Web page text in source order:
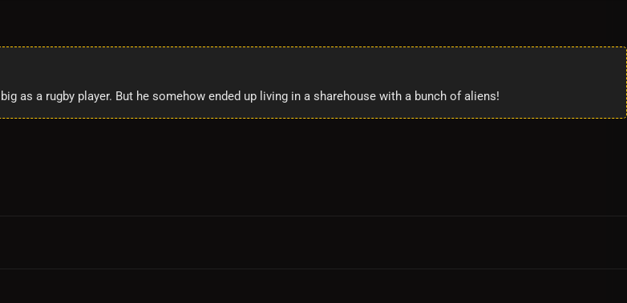
as a rugby player. But he somehow ended up living in a sharehouse with a bunch of aliens!